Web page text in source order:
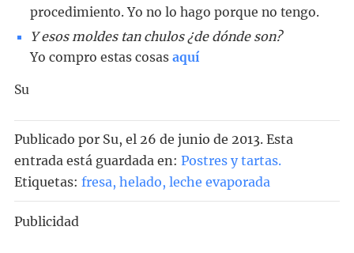
procedimiento. Yo no lo hago porque no tengo.
Y esos moldes tan chulos ¿de dónde son?
Yo compro estas cosas aquí
Su
Publicado por Su, el 26 de junio de 2013. Esta
entrada está guardada en: Postres y tartas.
Etiquetas: fresa, helado, leche evaporada
Publicidad